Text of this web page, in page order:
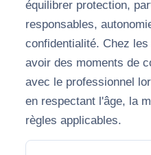
équilibrer protection,
responsables,
confidentialité. Chez
avoir des moments de
avec le professionnel
en respectant l'âge, la
règles applicables.